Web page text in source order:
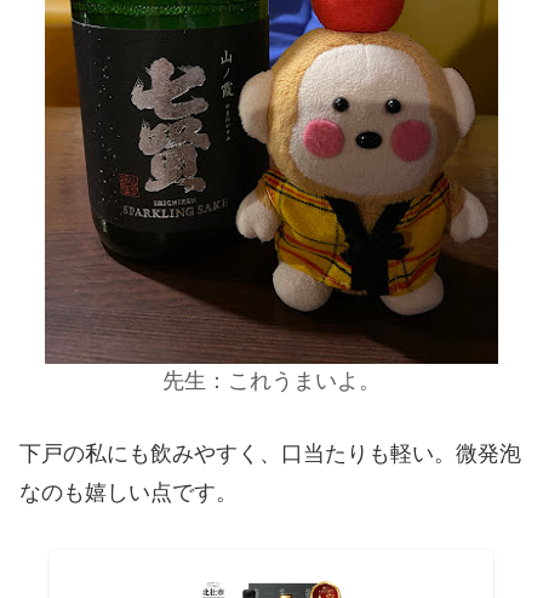
先生：これうまいよ。
下戸の私にも飲みやすく、口当たりも軽い。微発泡
なのも嬉しい点です。